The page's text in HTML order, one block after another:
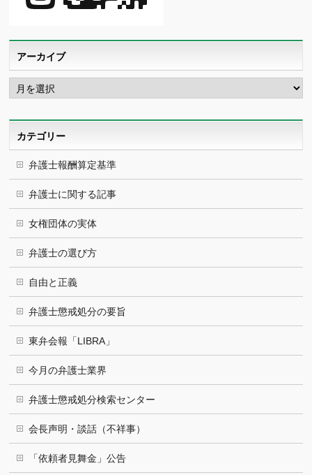
アーカイブ
ア
ー
カ
カテゴリー
弁護士報酬算定基準
弁護士に関する記事
女権団体の実体
弁護士の選び方
自由と正義
弁護士懲戒処分の要旨
東弁会報「LIBRA」
今月の弁護士業界
弁護士懲戒処分検索センター
会長声明・談話（不祥事）
「依頼者見舞金」公告